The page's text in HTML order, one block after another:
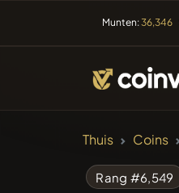
Munten:36,346
Thuis Coins
Rang #6,549